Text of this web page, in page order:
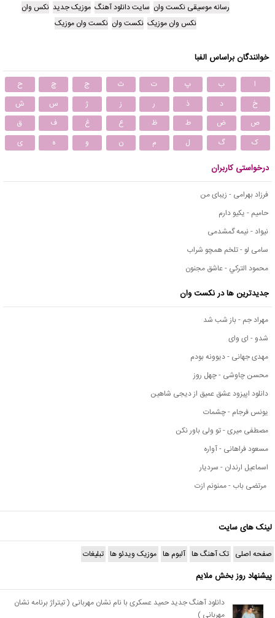
رسانه موسیقی نکست وان سایت دانلود آهنگ موزیک جدید نکس وان
نکس وان موزیک نکست وان نکست وان موزیک
خوانندگان براساس الفبا
ا ب پ ت ث ج چ
ح
خ
د ذ ر ز ژ س
ش
ص
ض ط ظ ع غ ف
ق
ک
گ ل م ن و ه ی
درخواستی کاربران
فرزاد بهرامی - زیبای من
حامیم - یکیو دارم
نیواد - نیمه گمشدمی
سامی لو - تلخم همچو شراب
محمود التركي - عاشق مجنون
جدیدترین ها در نکست وان
مهراد جم - باز شب شد
شدو - ای وای
مهدی جهانی - دیوونه بودم
محسن چاوشی - چهل روز
دانلود اپیزود عشق عمیق از دیجی شاهین
یونس فرجام - چشمات
مصطفی میری - تو ولی باور نکن
مسعود فراهانی - آواره
اسماعیل ارندان - سردیار
مرتضی باب - ممنونم ازت
لینک های سایت
صفحه اصلی تک آهنگ ها آلبوم ها موزیک ویدئو ها تبلیغات
پیشنهاد روز بخش ملایم
دانلود آهنگ جدید حمید عسکری با نام نشان مهربانی ( تیتراژ برنامه نشان
مهربانی )